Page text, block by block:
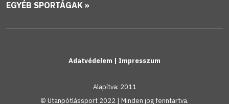
EGYÉB SPORTÁGAK »
Adatvédelem | Impresszum
Alapítva: 2011
© Utanpótlássport 2022 | Minden jog fenntartva.